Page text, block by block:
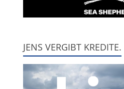
JENS VERGIBT KREDITE.